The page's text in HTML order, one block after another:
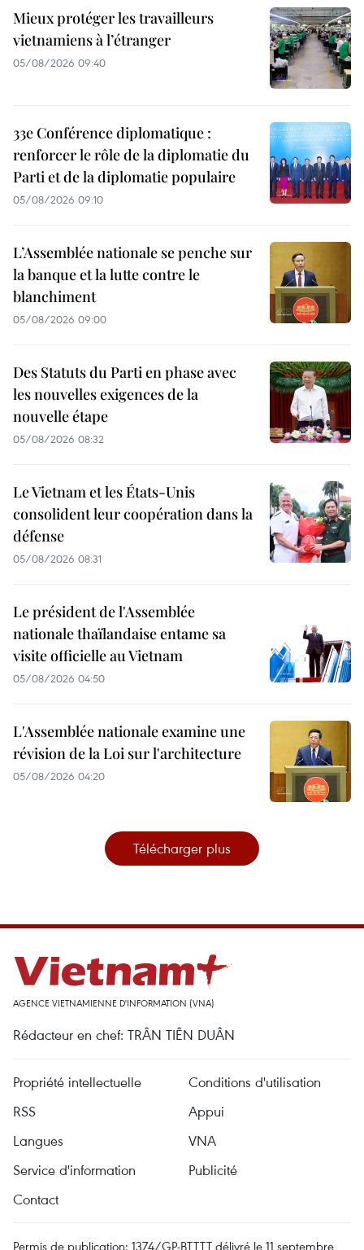
Mieux protéger les travailleurs
vietnamiens à l’étranger
05/08/2026 09:40
33e Conférence diplomatique :
renforcer le rôle de la diplomatie du
Parti et de la diplomatie populaire
05/08/2026 09:10
L’Assemblée nationale se penche sur
la banque et la lutte contre le
blanchiment
05/08/2026 09:00
Des Statuts du Parti en phase avec
les nouvelles exigences de la
nouvelle étape
05/08/2026 08:32
Le Vietnam et les États-Unis
consolident leur coopération dans la
défense
05/08/2026 08:31
Le président de l'Assemblée
nationale thaïlandaise entame sa
visite officielle au Vietnam
05/08/2026 04:50
L'Assemblée nationale examine une
révision de la Loi sur l'architecture
05/08/2026 04:20
Télécharger plus
AGENCE VIETNAMIENNE D'INFORMATION (VNA)
Rédacteur en chef: TRÂN TIÊN DUÂN
Propriété intellectuelle
Conditions d'utilisation
RSS
Appui
Langues
VNA
Service d'information
Publicité
Contact
Permis de publication: 1374/GP-BTTTT délivré le 11 septembre